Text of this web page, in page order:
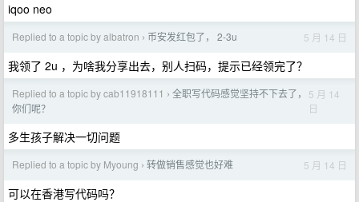
iqoo neo
Replied to a topic by albatron › 币安发红包了， 2-3u 5 月 14 日
我领了 2u ，为啥我分享出去，别人扫码，提示已经领完了？
Replied to a topic by cab11918111 › 全职写代码感觉坚持不下去了，
你们呢？
5 月 14
日
多生孩子解决一切问题
Replied to a topic by Myoung › 转做销售感觉也好难 5 月 14 日
可以在香港写代码吗？